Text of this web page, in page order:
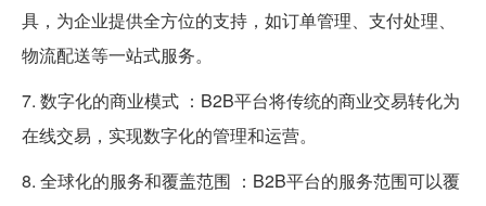
具，为企业提供全方位的支持，如订单管理、支付处理、
物流配送等一站式服务。
7. 数字化的商业模式 ：B2B平台将传统的商业交易转化为
在线交易，实现数字化的管理和运营。
8. 全球化的服务和覆盖范围 ：B2B平台的服务范围可以覆